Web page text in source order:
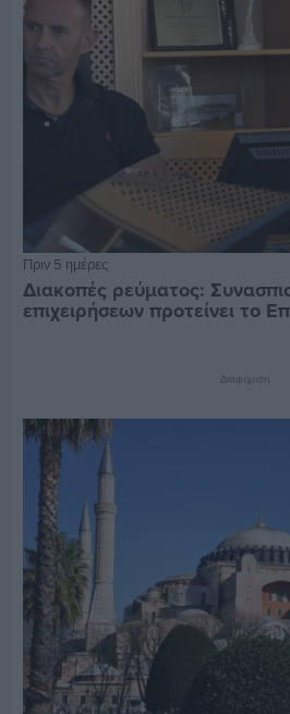
Πριν 5 ημέρες
Διακοπές ρεύματος:
επιχειρήσεων προτείνει το
Διαφήμιση